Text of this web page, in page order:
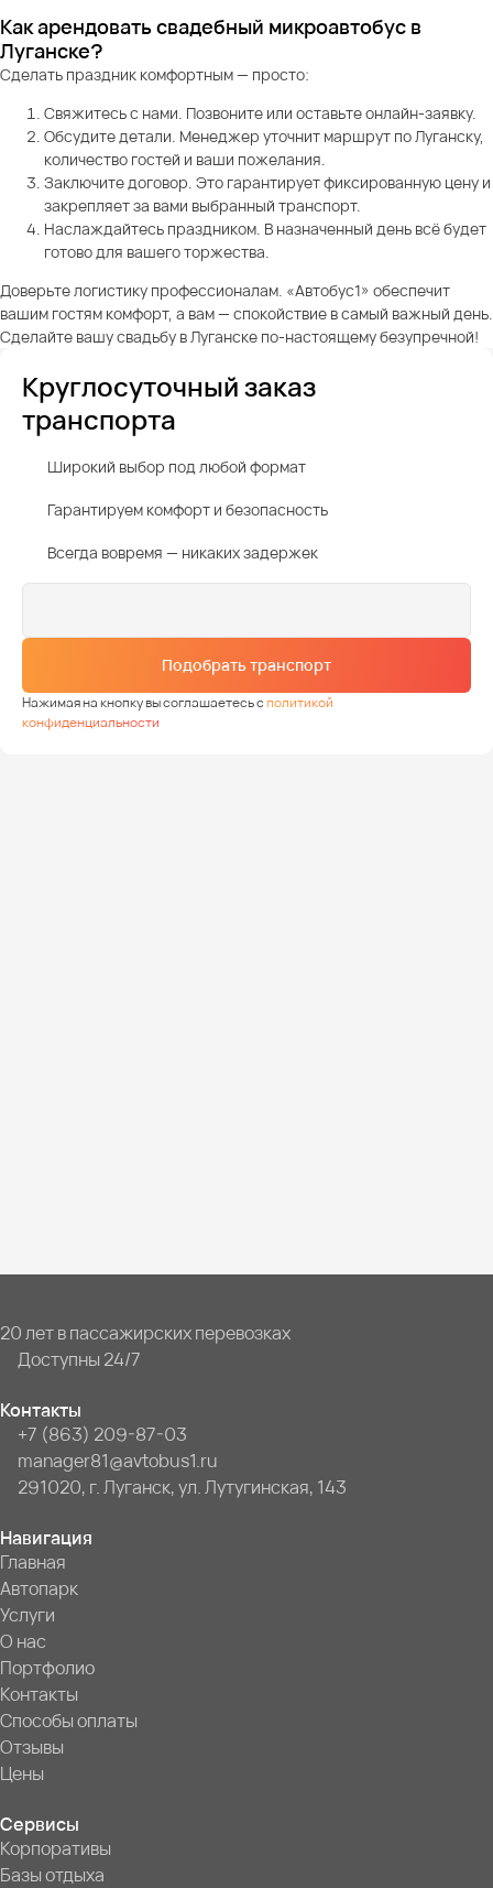
Как арендовать свадебный микроавтобус в
Луганске?
Сделать праздник комфортным — просто:
Свяжитесь с нами. Позвоните или оставьте онлайн-заявку.
Обсудите детали. Менеджер уточнит маршрут по Луганску,
количество гостей и ваши пожелания.
Заключите договор. Это гарантирует фиксированную цену и
закрепляет за вами выбранный транспорт.
Наслаждайтесь праздником. В назначенный день всё будет
готово для вашего торжества.
Доверьте логистику профессионалам. «Автобус1» обеспечит
вашим гостям комфорт, а вам — спокойствие в самый важный день.
Сделайте вашу свадьбу в Луганске по-настоящему безупречной!
Круглосуточный заказ
транспорта
Широкий выбор под любой формат
Гарантируем комфорт и безопасность
Всегда вовремя — никаких задержек
Подобрать транспорт
Нажимая на кнопку вы соглашаетесь сполитикой
конфиденциальности
20 лет в пассажирских перевозках
Доступны 24/7
Контакты
+7 (863) 209-87-03
manager81@avtobus1.ru
291020, г. Луганск, ул. Лутугинская, 143
Навигация
Главная
Автопарк
Услуги
О нас
Портфолио
Контакты
Способы оплаты
Отзывы
Цены
Сервисы
Корпоративы
Базы отдыха